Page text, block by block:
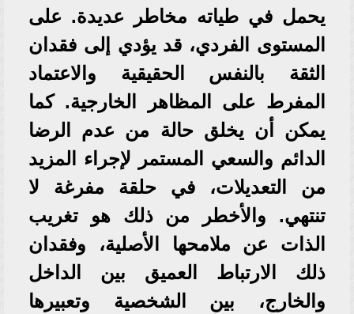
يحمل في طياته مخاطر عديدة. على
المستوى الفردي، قد يؤدي إلى فقدان
الثقة بالنفس الحقيقية والاعتماد
المفرط على المظاهر الخارجية. كما
يمكن أن يخلق حالة من عدم الرضا
الدائم والسعي المستمر لإجراء المزيد
من التعديلات، في حلقة مفرغة لا
تنتهي. والأخطر من ذلك هو تغريب
الذات عن ملامحها الأصلية، وفقدان
ذلك الارتباط العميق بين الداخل
والخارج، بين الشخصية وتعبيرها